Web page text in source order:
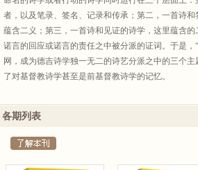
权 力
竞争抑或斗争——阿隆工业社会阶级理论探析 莫
自我如何介入他人——萨特和梅洛—庞蒂的现象学马
从自治主义到后自治主义：意大利批判理论的历史脉
规训权力与公共舆论 朱光亚
身体与世界的世界性 龙 晶
在伦理与政治之间——葛兰西的知识分子理论 詹姆士•
者，以及笔录、签名、记录和传承；第二，一首诗
蕴含二义；第三，一首诗和见证的诗学，这里蕴含
诺言的回应或诺言的责任之中被分派的证词。于是，
网，成为德吉诗学独一无二的诗艺分派之中的三个
了对基督教诗学甚至是前基督教诗学的记忆。
与名相，语词与死亡，都被封印在诗艺的分派之中
的要义可以在两个层面上得以阐述：第一，根本就
篇；第二，它是一份秘密的证词，在其独特的施为
就没有什么真理。在这个意义上，福音本身就是诗
音之外。于是，见证，诗学见证，消息，福音，都
各期列表